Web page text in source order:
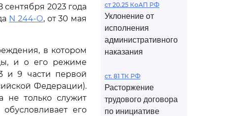
сентября 2023 года
N 244-О, от 30 мая
в котором
и о его режиме
и 9 части первой
Федерации).
не только служит
его
ст 20.25 КоАП РФ
Уклонение от
исполнения
административного
наказания
ст. 81 ТК РФ
Расторжение
трудового договора
по инициативе